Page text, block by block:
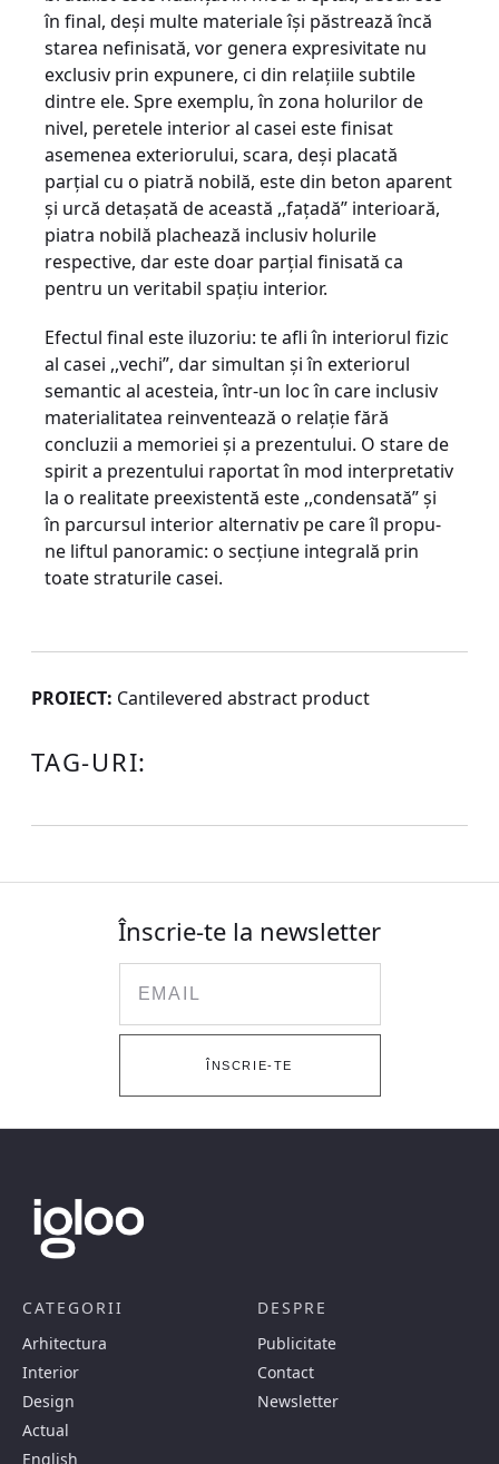
în final, deşi multe materiale îşi păstrează încă
starea nefinisată, vor genera expresivitate nu
exclusiv prin expunere, ci din relaţiile subtile
dintre ele. Spre exemplu, în zona holurilor de
nivel, peretele interior al casei este finisat
asemenea ex­teriorului, scara, deşi placată
parţial cu o piatră nobilă, este din beton aparent
şi urcă deta­şată de această ,,faţadă” interioară,
piatra nobilă plachează inclusiv holurile
respective, dar este doar parţial finisată ca
pentru un veritabil spaţiu interior.
Efectul final este iluzoriu: te afli în interiorul fizic
al casei ,,vechi”, dar simultan şi în exteriorul
semantic al aces­teia, într-un loc în care inclusiv
materiali­tatea reinventează o relaţie fără
concluzii a memoriei şi a prezentului. O stare de
spirit a prezentului raportat în mod interpretativ
la o realitate preexistentă este ,,condensată” şi
în parcursul interior alternativ pe care îl propu­
ne liftul panoramic: o secţiune integrală prin
toate straturile casei.
PROIECT: Cantilevered abstract product
TAG-URI:
Înscrie-te la newsletter
ÎNSCRIE-TE
CATEGORII
Arhitectura
Interior
Design
Actual
English
DESPRE
Publicitate
Contact
Newsletter